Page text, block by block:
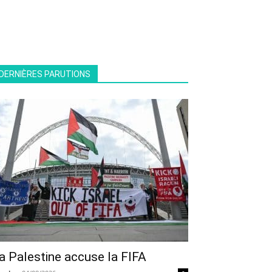
PARUTIONS
Palestine accuse la FIFA